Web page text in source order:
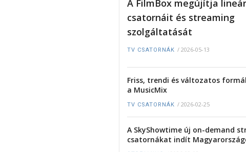
A FilmBox megújítja
csatornáit és streaming
szolgáltatását
TV CSATORNÁK / 2026-05-13
Friss, trendi és változatos
a MusicMix
TV CSATORNÁK / 2026-02-25
A SkyShowtime új on-demand
csatornákat indít